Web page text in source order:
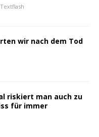
Textflash
wir nach dem Tod
riskiert man auch zu
für immer